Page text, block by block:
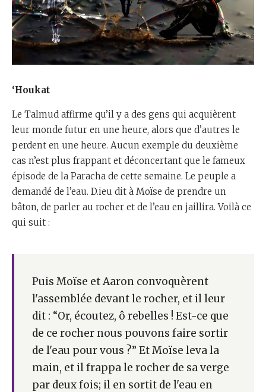
‘Houkat
Le Talmud affirme qu’il y a des gens qui acquièrent
leur monde futur en une heure, alors que d’autres le
perdent en une heure. Aucun exemple du deuxième
cas n’est plus frappant et déconcertant que le fameux
épisode de la Paracha de cette semaine. Le peuple a
demandé de l’eau. D.ieu dit à Moïse de prendre un
bâton, de parler au rocher et de l’eau en jaillira. Voilà ce
qui suit :
Puis Moïse et Aaron convoquèrent
l'assemblée devant le rocher, et il leur
dit : “Or, écoutez, ô rebelles ! Est-ce que
de ce rocher nous pouvons faire sortir
de l'eau pour vous ?” Et Moïse leva la
main, et il frappa le rocher de sa verge
par deux fois; il en sortit de l'eau en